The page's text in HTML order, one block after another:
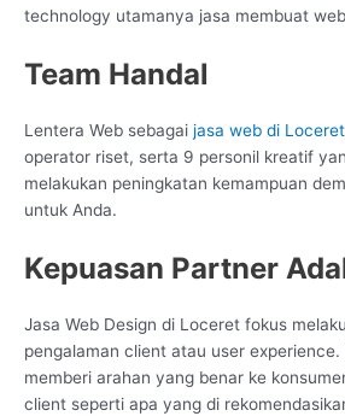
technology utamanya jasa membuat
Team Handal
Lentera Web sebagai jasa web di Loceret
operator riset, serta 9 personil kreatif
melakukan peningkatan kemampuan
untuk Anda.
Kepuasan Partner
Jasa Web Design di Loceret fokus
pengalaman client atau user experience.
memberi arahan yang benar ke
client seperti apa yang di